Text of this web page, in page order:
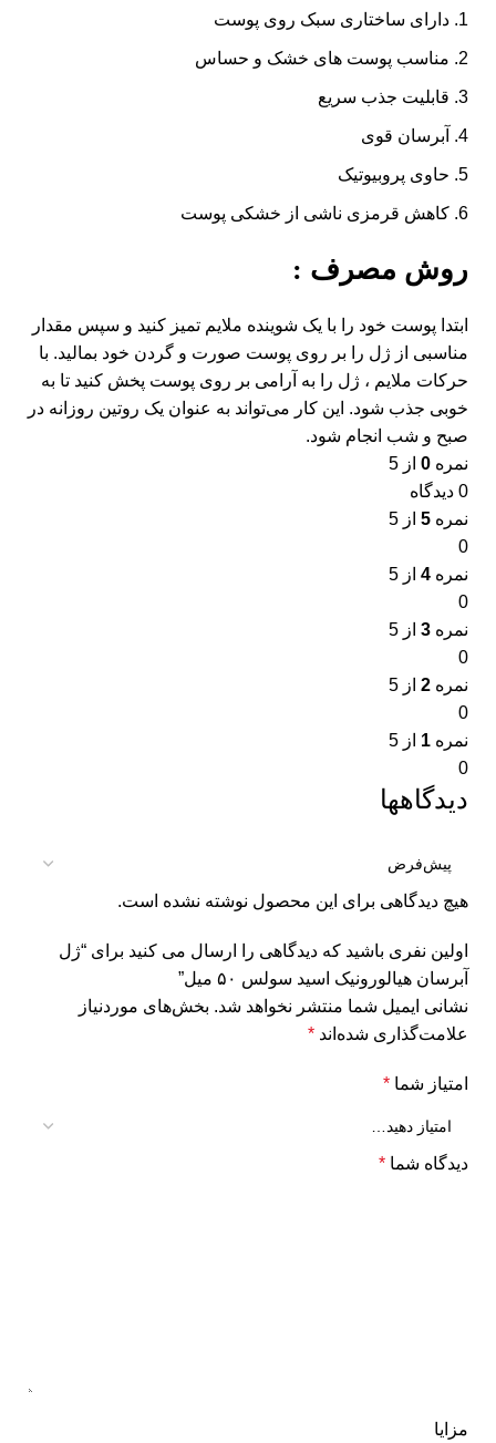
دارای ساختاری سبک روی پوست
مناسب پوست های خشک و حساس
قابلیت جذب سریع
آبرسان قوی
حاوی پروبیوتیک
کاهش قرمزی ناشی از خشکی پوست
روش مصرف :
ابتدا پوست خود را با یک شوینده ملایم تمیز کنید و سپس مقدار
مناسبی از ژل را بر روی پوست صورت و گردن خود بمالید. با
حرکات ملایم ، ژل را به آرامی بر روی پوست پخش کنید تا به
خوبی جذب شود. این کار می‌تواند به عنوان یک روتین روزانه در
صبح و شب انجام شود.
نمره 0 از 5
0 دیدگاه
نمره 5 از 5
0
نمره 4 از 5
0
نمره 3 از 5
0
نمره 2 از 5
0
نمره 1 از 5
0
دیدگاهها
هیچ دیدگاهی برای این محصول نوشته نشده است.
اولین نفری باشید که دیدگاهی را ارسال می کنید برای “ژل
آبرسان هیالورونیک اسید سولس ۵۰ میل”
نشانی ایمیل شما منتشر نخواهد شد. بخش‌های موردنیاز
علامت‌گذاری شده‌اند *
امتیاز شما *
دیدگاه شما *
مزایا